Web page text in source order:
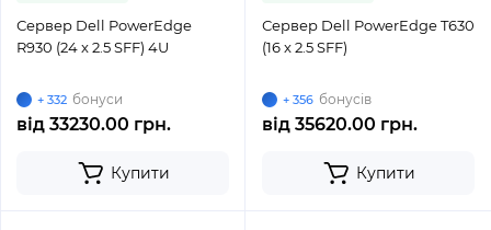
Сервер Dell PowerEdge
R930 (24 x 2.5 SFF) 4U
+ 332 бонуси
від 33230.00 грн.
Купити
Сервер Dell PowerEdge T630
(16 x 2.5 SFF)
+ 356 бонусів
від 35620.00 грн.
Купити